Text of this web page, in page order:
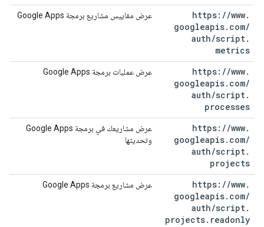
https: //www.
googleapis. com/
auth/script.
metrics
عرض مقاييس مشاريع برمجة Google Apps
https: //www.
googleapis. com/
auth/script.
processes
عرض عمليات برمجة Google Apps
https: //www.
googleapis. com/
auth/script.
projects
عرض مشاريعك في برمجة Google Apps
وتحديثها
https: //www.
googleapis. com/
auth/script.
projects. readonly
عرض مشاريع برمجة Google Apps